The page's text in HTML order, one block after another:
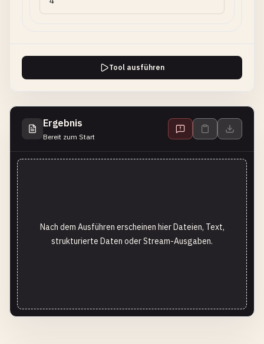
Tool ausführen
Ergebnis
Bereit zum Start
Nach dem Ausführen erscheinen hier Dateien, Text,
strukturierte Daten oder Stream-Ausgaben.